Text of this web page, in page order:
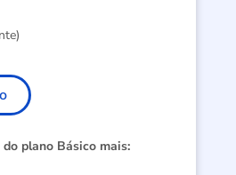
plano Básico mais: